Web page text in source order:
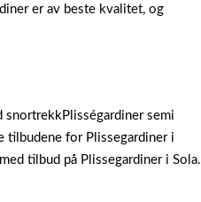
er av beste kvalitet, og
snortrekkPlisségardiner semi
tilbudene for Plissegardiner i
tilbud på Plissegardiner i Sola.